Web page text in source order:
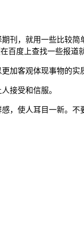
刊，就用一些比较
百度上查找一些报道
加客观体现事物的实
接受和信服。
，使人耳目一新。